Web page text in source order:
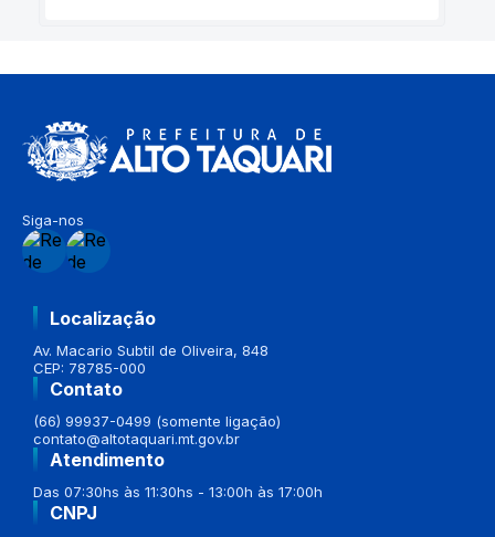
Siga-nos
Localização
Av. Macario Subtil de Oliveira, 848
CEP: 78785-000
Contato
(66) 99937-0499 (somente ligação)
contato@altotaquari.mt.gov.br
Atendimento
Das 07:30hs às 11:30hs - 13:00h às 17:00h
CNPJ